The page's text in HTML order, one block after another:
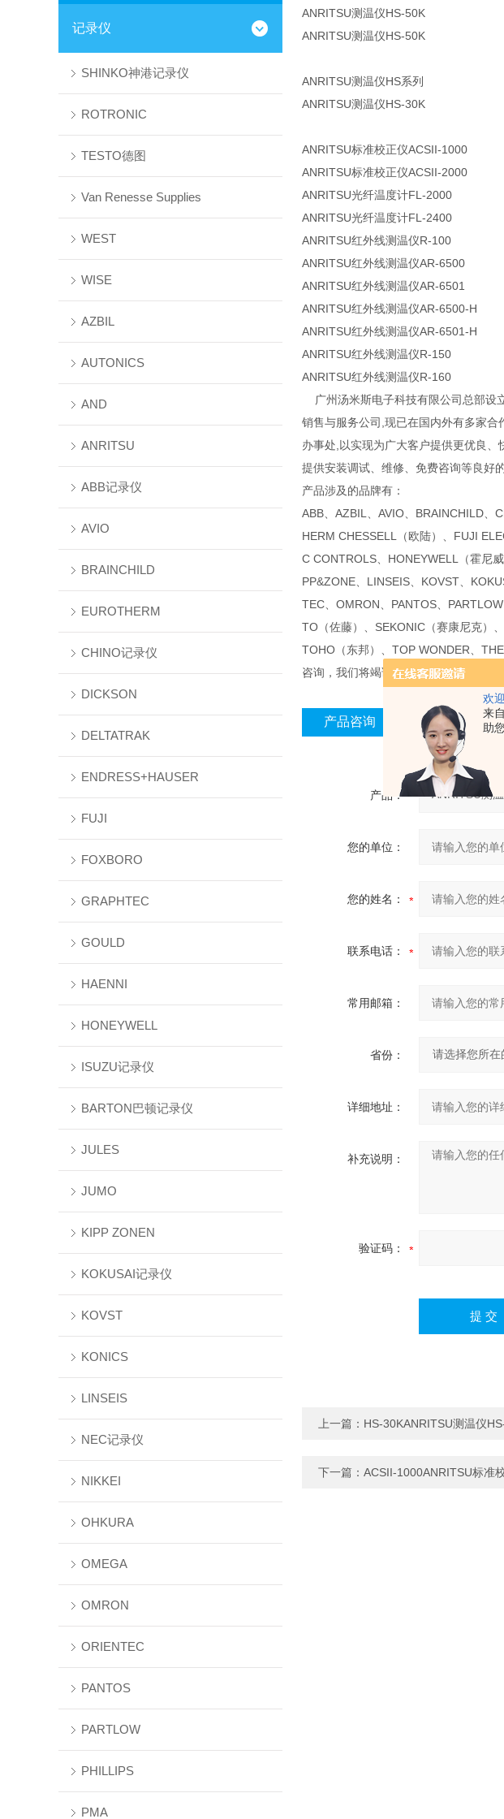
欢
来
助
记录仪
SHINKO神港记录仪
ROTRONIC
TESTO德图
Van Renesse Supplies
WEST
WISE
AZBIL
AUTONICS
AND
ANRITSU
ABB记录仪
AVIO
BRAINCHILD
EUROTHERM
CHINO记录仪
DICKSON
DELTATRAK
ENDRESS+HAUSER
FUJI
FOXBORO
GRAPHTEC
GOULD
HAENNI
HONEYWELL
ISUZU记录仪
BARTON巴顿记录仪
JULES
JUMO
KIPP ZONEN
KOKUSAI记录仪
KOVST
KONICS
LINSEIS
NEC记录仪
NIKKEI
OHKURA
OMEGA
OMRON
ORIENTEC
PANTOS
PARTLOW
PHILLIPS
PMA
ANRITSU测温仪HS-50K
ANRITSU测温仪HS-50K
ANRITSU测温仪HS系列
ANRITSU测温仪HS-30K
ANRITSU标准校正仪ACSII-1000
ANRITSU标准校正仪ACSII-2000
ANRITSU光纤温度计FL-2000
ANRITSU光纤温度计FL-2400
ANRITSU红外线测温仪R-100
ANRITSU红外线测温仪AR-6500
ANRITSU红外线测温仪AR-6501
ANRITSU红外线测温仪AR-6500-H
ANRITSU红外线测温仪AR-6501-H
ANRITSU红外线测温仪R-150
ANRITSU红外线测温仪R-160
广州汤米斯电子科技有限公司总部设
销售与服务公司,现已在国内外有多家
办事处,以实现为广大客户提供更优良
提供安装调试、维修、免费咨询等良好
产品涉及的品牌有：
ABB、AZBIL、AVIO、BRAINCHILD、
HERM CHESSELL（欧陆）、FUJI
C CONTROLS、HONEYWELL（霍尼
PP&ZONE、LINSEIS、KOVST、
TEC、OMRON、PANTOS、
TO（佐藤）、SEKONIC（赛康尼克）
TOHO（东邦）、TOP WONDER、
咨询，我们将竭诚为您服务！
产品咨询
产品：
您的单位：
您的姓名：
联系电话：
常用邮箱：
省份：
详细地址：
补充说明：
验证码：
上一篇： HS-30KANRITSU测温仪
下一篇： ACSII-1000ANRITSU标准